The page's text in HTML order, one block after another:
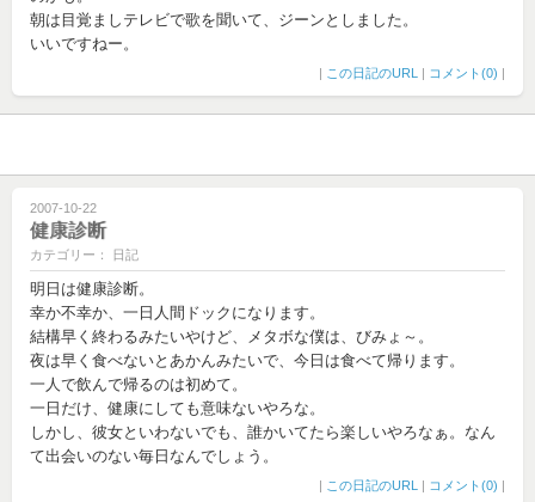
朝は目覚ましテレビで歌を聞いて、ジーンとしました。
いいですねー。
| この日記のURL | コメント(0) |
2007-10-22
健康診断
カテゴリー： 日記
明日は健康診断。
幸か不幸か、一日人間ドックになります。
結構早く終わるみたいやけど、メタボな僕は、びみょ～。
夜は早く食べないとあかんみたいで、今日は食べて帰ります。
一人で飲んで帰るのは初めて。
一日だけ、健康にしても意味ないやろな。
しかし、彼女といわないでも、誰かいてたら楽しいやろなぁ。なん
て出会いのない毎日なんでしょう。
| この日記のURL | コメント(0) |